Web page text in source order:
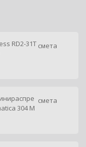
RD2-31T смета
304 M
смета